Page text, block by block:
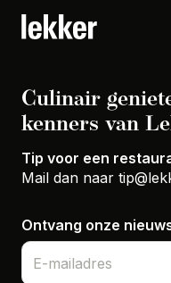
Culinair
kenners van
Tip voor een
Mail dan naar
Ontvang onze